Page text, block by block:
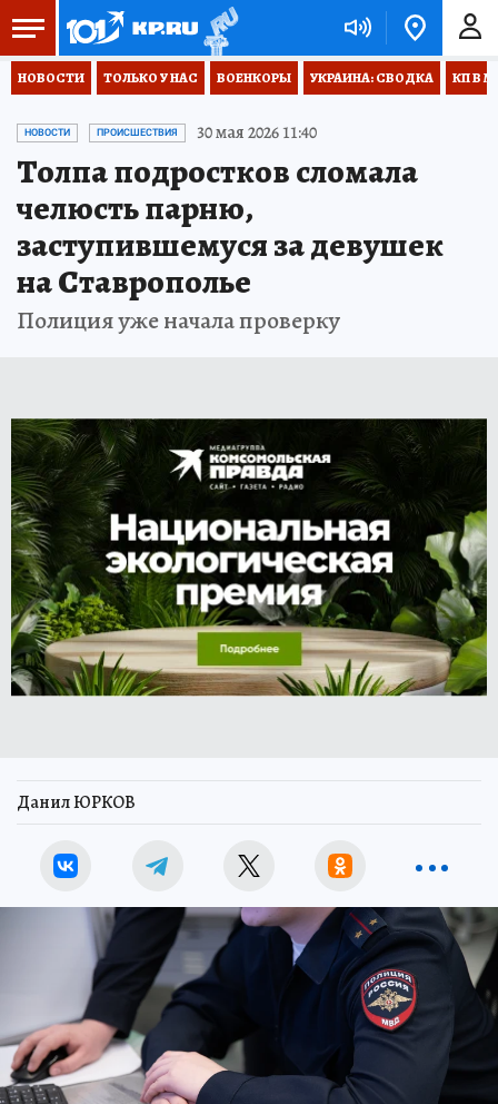
НОВОСТИ ТОЛЬКО У НАС ВОЕНКОРЫ УКРАИНА: СВОДКА КП В
НОВОСТИ ПРОИСШЕСТВИЯ 30 мая 2026 11:40
Толпа подростков сломала
челюсть парню,
заступившемуся за девушек
на Ставрополье
Полиция уже начала проверку
Данил ЮРКОВ